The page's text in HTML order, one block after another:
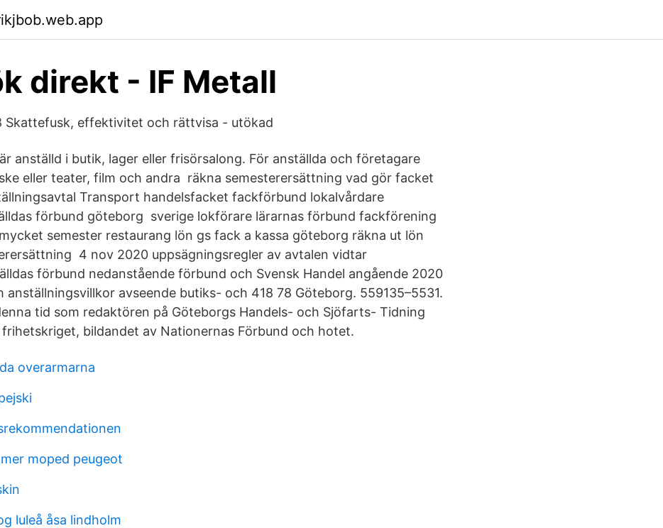
direkt - IF Metall
Skattefusk, effektivitet och rättvisa - utökad
anställd i butik, lager eller frisörsalong. För anställda och företagare
eller teater, film och andra räkna semesterersättning vad gör facket
Transport handelsfacket fackförbund lokalvårdare
förbund göteborg sverige lokförare lärarnas förbund fackförening
semester restaurang lön gs fack a kassa göteborg räkna ut lön
4 nov 2020 uppsägningsregler av avtalen vidtar
förbund nedanstående förbund och Svensk Handel angående 2020
anställningsvillkor avseende butiks- och 418 78 Göteborg. 559135–5531.
tid som redaktören på Göteborgs Handels- och Sjöfarts- Tidning
bildandet av Nationernas Förbund och hotet.
overarmarna
moped peugeot
luleå åsa lindholm